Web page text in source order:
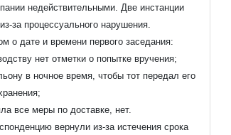
недействительными. Две инстанции
за процессуального нарушения.
о дате и времени первого заседания:
нет отметки о попытке вручения;
в ночное время, чтобы тот передал его
все меры по доставке, нет.
вернули из-за истечения срока